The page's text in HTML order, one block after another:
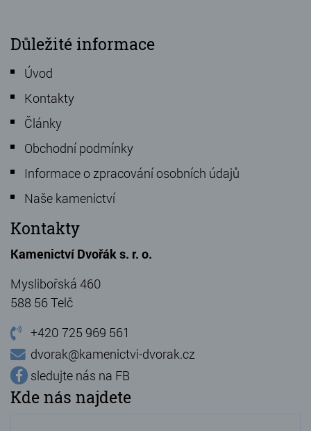
Důležité informace
Úvod
Kontakty
Články
Obchodní podmínky
Informace o zpracování osobních údajů
Naše kamenictví
Kontakty
Kamenictví Dvořák s. r. o.
Myslibořská 460
588 56 Telč
+420 725 969 561
dvorak@kamenictvi-dvorak.cz
sledujte nás na FB
Kde nás najdete